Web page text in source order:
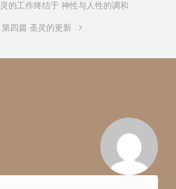
的工作终结于 神性与人性的调和
第四篇 圣灵的更新